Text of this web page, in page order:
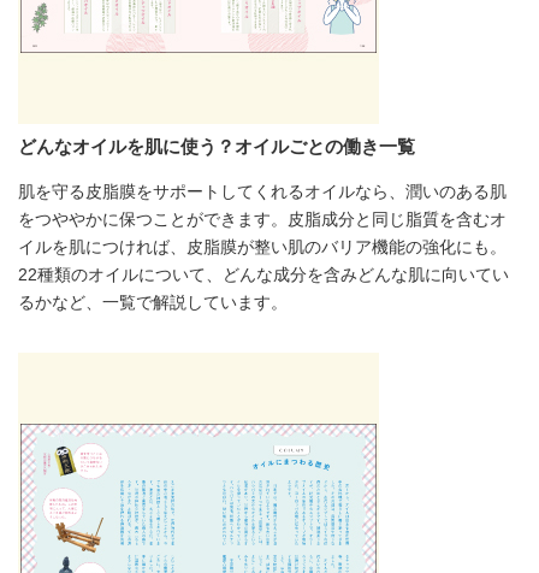
どんなオイルを肌に使う？オイルごとの働き一覧
肌を守る皮脂膜をサポートしてくれるオイルなら、潤いのある肌
をつややかに保つことができます。皮脂成分と同じ脂質を含むオ
イルを肌につければ、皮脂膜が整い肌のバリア機能の強化にも。
22種類のオイルについて、どんな成分を含みどんな肌に向いてい
るかなど、一覧で解説しています。